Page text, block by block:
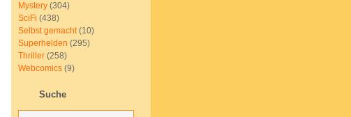
Mystery (304)
SciFi (438)
Selbst gemacht(10)
Superhelden (295)
Thriller (258)
Webcomics (9)
Suche